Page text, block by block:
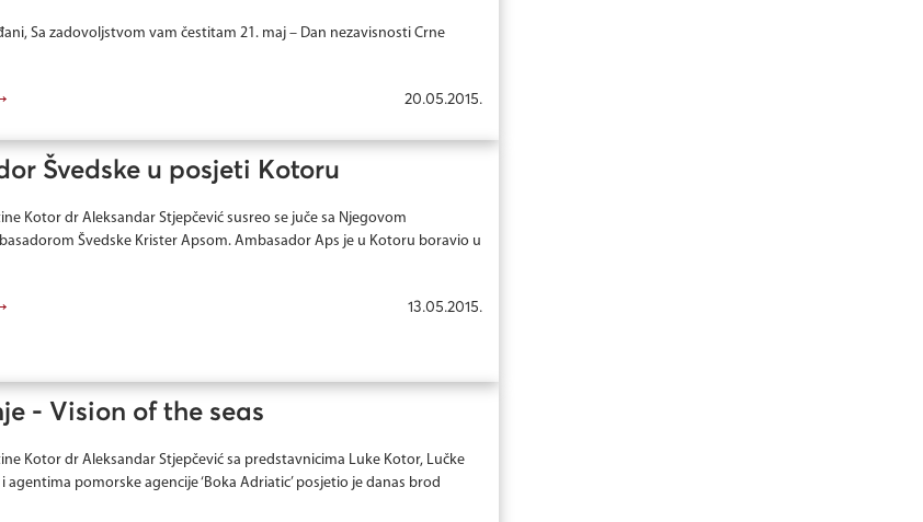
Sa zadovoljstvom vam čestitam 21. maj – Dan nezavisnosti Crne
20.05.2015.
Švedske u posjeti Kotoru
Kotor dr Aleksandar Stjepčević susreo se juče sa Njegovom
Švedske Krister Apsom. Ambasador Aps je u Kotoru boravio u
13.05.2015.
- Vision of the seas
Kotor dr Aleksandar Stjepčević sa predstavnicima Luke Kotor, Lučke
agentima pomorske agencije ‘Boka Adriatic’ posjetio je danas brod